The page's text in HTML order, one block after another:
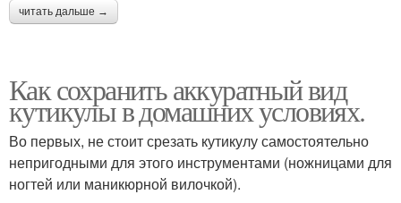
читать дальше →
Как сохранить аккуратный вид
кутикулы в домашних условиях.
Во первых, не стоит срезать кутикулу самостоятельно
непригодными для этого инструментами (ножницами для
ногтей или маникюрной вилочкой).